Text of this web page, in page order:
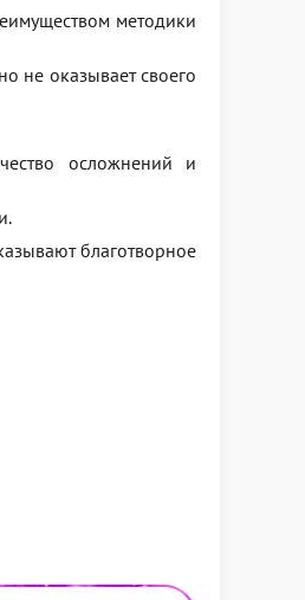
методики
не оказывает своего
осложнений и
благотворное